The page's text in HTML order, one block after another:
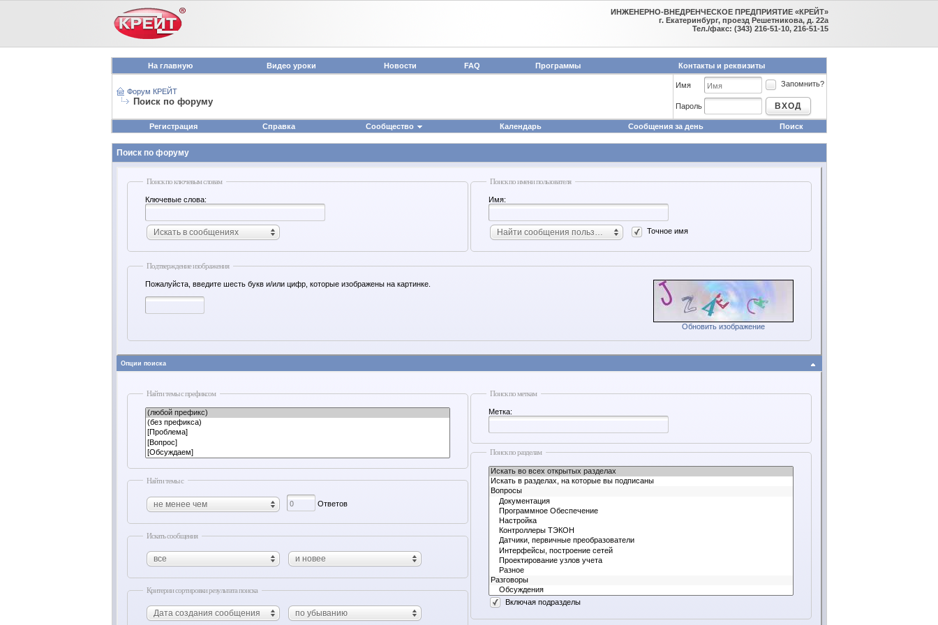
ИНЖЕНЕРНО-ВНЕДРЕНЧЕСКОЕ ПРЕДПРИЯТИЕ «КРЕЙТ»
г. Екатеринбург, проезд Решетникова, д. 22а
Тел./факс: (343) 216-51-10, 216-51-15
На главную Видео уроки Новости FAQ Программы Контакты и реквизиты
Форум КРЕЙТ
Поиск по форуму
Имя Запомнить?
Пароль ВХОД
Регистрация Справка Сообщество Календарь Сообщения за день Поиск
Поиск по форуму
Поиск по ключевым словам
Ключевые слова:
Искать в сообщениях
Поиск по имени пользователя
Имя:
Найти сообщения пользователя Точное имя
Подтверждение изображения
Пожалуйста, введите шесть букв и/или цифр, которые изображены на картинке.
Обновить изображение
Опции поиска
Найти темы с префиксом
Найти темы с
не менее чем Ответов
Искать сообщения
все и новее
Критерии сортировки результата поиска
Дата создания сообщения по убыванию
Поиск по меткам
Метка:
Поиск по разделам
Включая подразделы